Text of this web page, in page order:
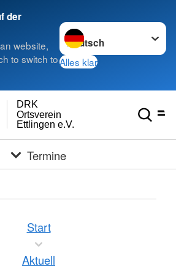
der
website,
to switch to
Sprache wechseln zu
Alles klar
Ettlingen e.V.
Ortsverein
DRK
Termine
Start
Aktuell